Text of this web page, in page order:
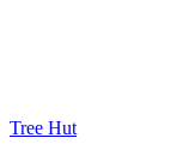
Tree Hut